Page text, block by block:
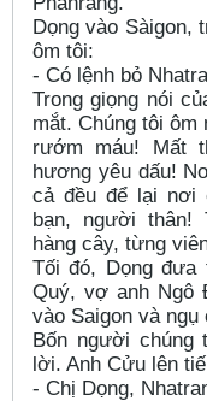
Dọng vào Sàigon,
ôm tôi:
- Có lệnh bỏ
Trong giọng nói
mắt. Chúng tôi ôm
rướm máu! Mất
hương yêu dấu!
cả đều để lại nơi
bạn, người
hàng cây, từng
Tối đó, Dọng đưa
Quý, vợ anh Ngô
vào Saigon và ngụ
Bốn người chúng
lời. Anh Cửu lên
- Chị Dọng,